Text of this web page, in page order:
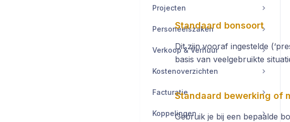
Projecten
Personeelszaken
Verkoop & Verhuur
Kostenoverzichten
Facturatie
Koppelingen
Standaard bonsoort
Dit zijn vooraf ingestelde
basis van veelgebruikte
Standaard bewerking of
Gebruik je bij een bepaalde